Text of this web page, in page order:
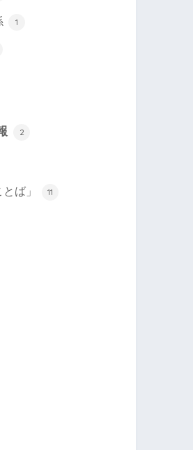
1
2
ば」 11